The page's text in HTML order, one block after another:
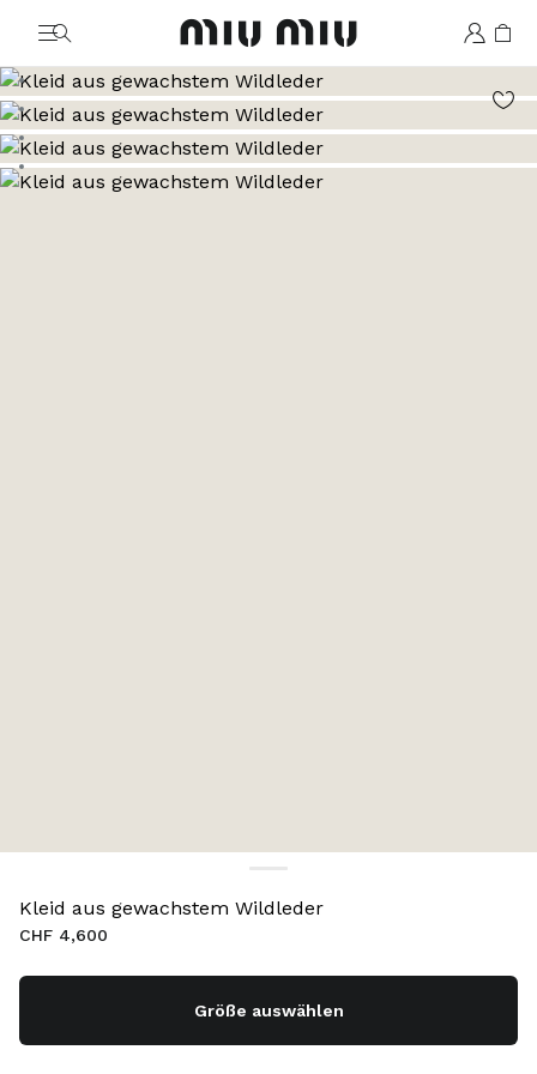
MiuMiu logo
Zum Bild 1
Zum Bild 2
Zum Bild 3
Zum Bild 4
Zum Bild 5
Kleid aus gewachstem Wildleder
CHF 4,600
Größe auswählen